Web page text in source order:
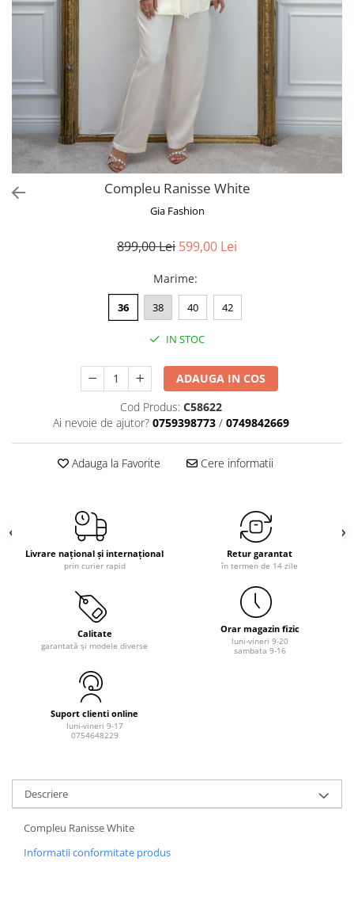
Pantaloni
Veste
Paltoane
Sacouri
Tricouri
Traditional
Compleu Ranisse White
Gia Fashion
899,00 Lei 599,00 Lei
Marime:
36 38 40 42
IN STOC
ADAUGA IN COS
Cod Produs: C58622
Ai nevoie de ajutor? 0759398773 / 0749842669
Adauga la Favorite Cere informatii
Livrare național și internațional
prin curier rapid
Retur garantat
în termen de 14 zile
Calitate
garantată și modele diverse
Orar magazin fizic
luni-vineri 9-20
sambata 9-16
Suport clienti online
luni-vineri 9-17
0754648229
Descriere
Compleu Ranisse White
Informatii conformitate produs